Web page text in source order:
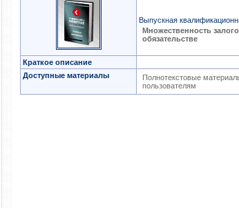
Выпускная
Множественность
обязательстве
Краткое описание
Доступные материалы
Полнотекстовые
пользователям